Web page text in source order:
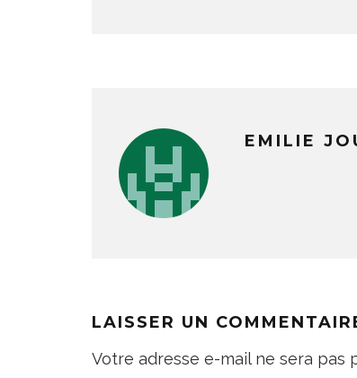
EMILIE
LAISSER UN
Votre adresse e-mail ne sera pas